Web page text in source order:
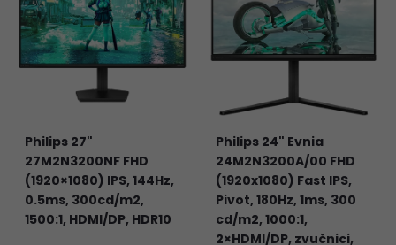
Philips 27"
27M2N3200NF FHD
(1920×1080) IPS, 144Hz,
0.5ms, 300cd/m2,
1500:1, HDMI/DP, HDR10
Philips 24" Evnia
24M2N3200A/00 FHD
(1920x1080) Fast IPS,
Pivot, 180Hz, 1ms, 300
cd/m2, 1000:1,
2×HDMI/DP, zvučnici,